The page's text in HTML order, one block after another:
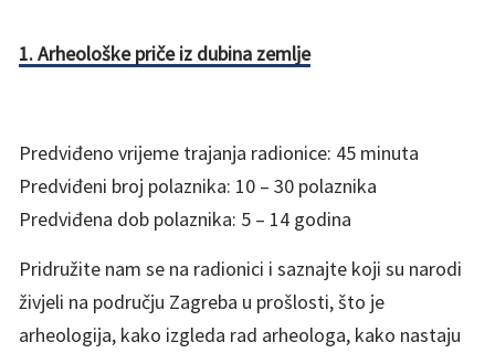
1. Arheološke priče iz dubina zemlje
Predviđeno vrijeme trajanja radionice: 45 minuta
Predviđeni broj polaznika: 10 – 30 polaznika
Predviđena dob polaznika: 5 – 14 godina
Pridružite nam se na radionici i saznajte koji su narodi
živjeli na području Zagreba u prošlosti, što je
arheologija, kako izgleda rad arheologa, kako nastaju